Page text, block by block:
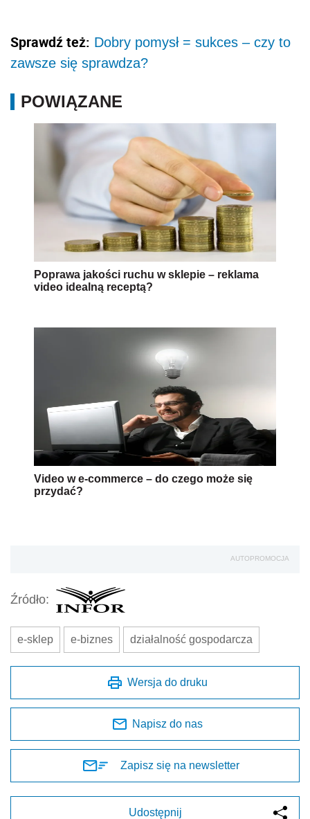
Sprawdź też: Dobry pomysł = sukces – czy to
zawsze się sprawdza?
POWIĄZANE
Poprawa jakości ruchu w sklepie – reklama
video idealną receptą?
Video w e-commerce – do czego może się
przydać?
AUTOPROMOCJA
Źródło:
e-sklep e-biznes działalność gospodarcza
Wersja do druku
Napisz do nas
Zapisz się na newsletter
Udostępnij